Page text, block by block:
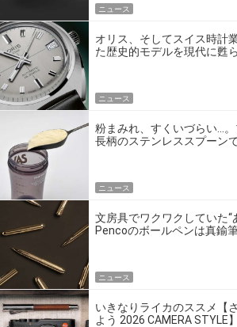
ニュース
オリス、そしてスイス時計
た歴史的モデルを現代に甦
ニュース
粉まみれ、すくいづらい…
長柄のステンレススプーン
ニュース
文房具でワクワクしていた“
Pencoのボールペンは真鍮
ニュース
いきなりライカのススメ【
よう 2026 CAMERA STYLE】